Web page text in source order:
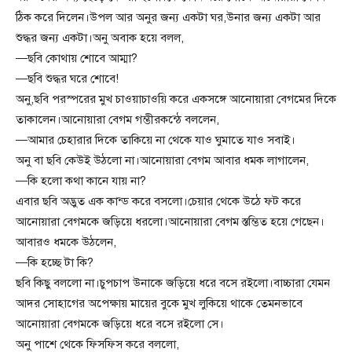
ঠিক করে দিলেন।উপল আর অনুর জন্য একটা ঘর,উনার জন্য একটা আর
শুদ্ধর জন্য একটা।অনু অবাক হয়ে বলল,
—ছবি কোথায় শোবে আম্মা?
—ছবি শুদ্ধর ঘরে শোবে!
অনু,ছবি পরস্পরের মুখ চাওয়াচাওয়ি করে একসঙ্গে আনোয়ারা বেগমের দিকে
তাকালেন।আনোয়ারা বেগম গম্ভীরকন্ঠে বললেন,
—আমার চেহারার দিকে তাকিয়ে না থেকে যাও ঘুমাতে যাও সবাই।
অনু বা ছবি কেউই উঠলো না।আনোয়ারা বেগম আবার ধমক লাগালেন,
—কি হলো কথা কানে যায় না?
এবার ছবি অদ্ভুত এক কান্ড করে বসলো।চেয়ার থেকে উঠে ফট করে
আনোয়ারা বেগমকে জড়িয়ে ধরলো।আনোয়ারা বেগম স্তম্ভিত হয়ে গেছেন।
আবারও ধমকে উঠলেন,
—কি হচ্ছে টা কি?
ছবি কিছু বললো না।চুপচাপ উনাকে জড়িয়ে ধরে বসে রইলো।বাচ্চারা যেমন
আদর সোহাগের অপেক্ষায় মায়ের বুকে মুখ লুকিয়ে থাকে তেমনভাবে
আনোয়ারা বেগমকে জড়িয়ে ধরে বসে রইলো সে।
অনু পাশে থেকে ফিসফিস করে বললো,